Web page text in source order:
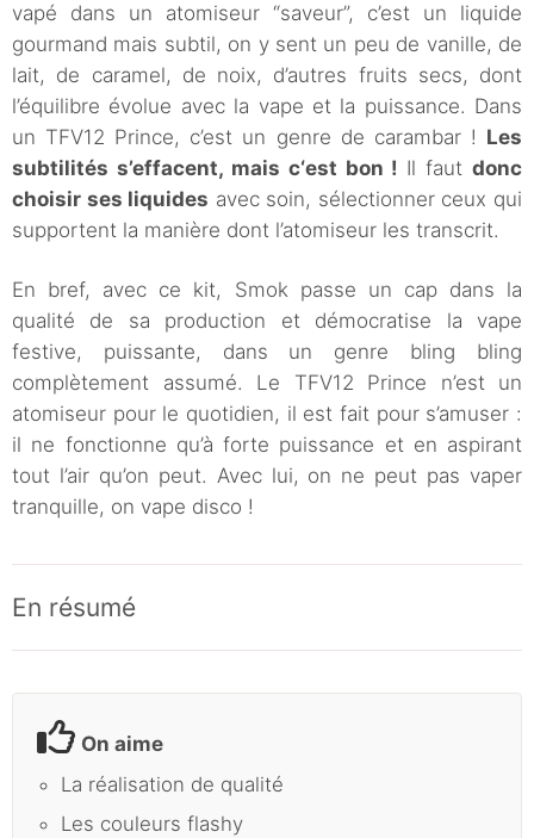
vapé dans un atomiseur “saveur”, c’est un liquide
gourmand mais subtil, on y sent un peu de vanille, de
lait, de caramel, de noix, d’autres fruits secs, dont
l’équilibre évolue avec la vape et la puissance. Dans
un TFV12 Prince, c’est un genre de carambar ! Les
subtilités s’effacent, mais c‘est bon ! Il faut donc
choisir ses liquides avec soin, sélectionner ceux qui
supportent la manière dont l’atomiseur les transcrit.
En bref, avec ce kit, Smok passe un cap dans la
qualité de sa production et démocratise la vape
festive, puissante, dans un genre bling bling
complètement assumé. Le TFV12 Prince n’est un
atomiseur pour le quotidien, il est fait pour s’amuser :
il ne fonctionne qu’à forte puissance et en aspirant
tout l’air qu’on peut. Avec lui, on ne peut pas vaper
tranquille, on vape disco !
En résumé
On aime
La réalisation de qualité
Les couleurs flashy